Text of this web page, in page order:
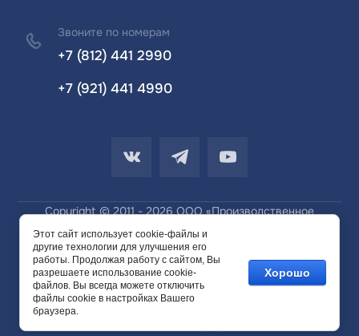
Звоните по номерам
+7 (812) 441 2990
+7 (921) 441 4990
Copyright © 2011 - 2026 ООО «Производственное
СОЗДАНИЕ,
МЕГАГРУПП.РУ.
Этот сайт использует cookie-файлы и
другие технологии для улучшения его
работы. Продолжая работу с сайтом, Вы
разрешаете использование cookie-
файлов. Вы всегда можете отключить
файлы cookie в настройках Вашего
браузера.
Хорошо